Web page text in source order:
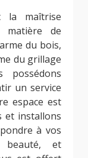
la maîtrise
matière de
du bois,
du grillage
un service
espace est
et installons
à vos
beauté, et